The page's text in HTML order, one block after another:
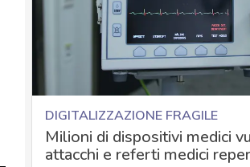
DIGITALIZZAZIONE FRAGILE
Milioni di dispositivi medici
attacchi e referti medici